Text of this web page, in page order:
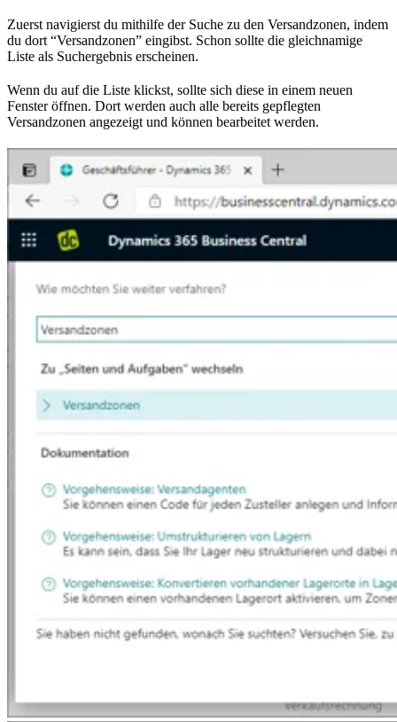
Zuerst navigierst du mithilfe der Suche zu den Versandzonen, indem
du dort “Versandzonen” eingibst. Schon sollte die gleichnamige
Liste als Suchergebnis erscheinen.
Wenn du auf die Liste klickst, sollte sich diese in einem neuen
Fenster öffnen. Dort werden auch alle bereits gepflegten
Versandzonen angezeigt und können bearbeitet werden.